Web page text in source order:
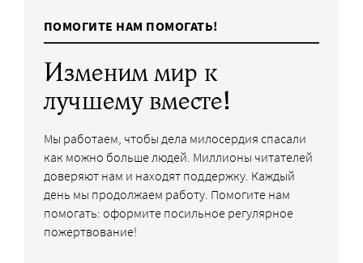
ПОМОГИТЕ НАМ ПОМОГАТЬ!
Изменим мир к
лучшему вместе!
Мы работаем, чтобы дела милосердия спасали
как можно больше людей. Миллионы читателей
доверяют нам и находят поддержку. Каждый
день мы продолжаем работу. Помогите нам
помогать: оформите посильное регулярное
пожертвование!